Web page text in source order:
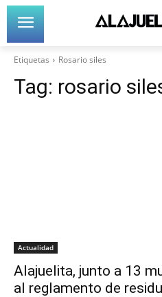
Etiquetas Rosario siles
Tag: rosario
Actualidad
Alajuelita, junto a 13
al reglamento de